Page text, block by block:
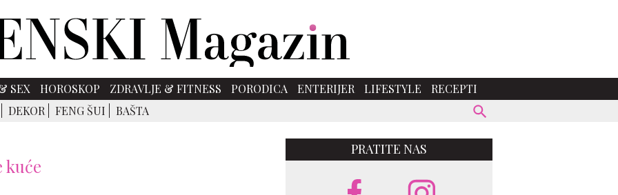
SEX HOROSKOP ZDRAVLJE & FITNESS PORODICA ENTERIJER LIFESTYLE
RECEPTI
DEKOR FENG ŠUI BAŠTA
kuće
PRATITE NAS